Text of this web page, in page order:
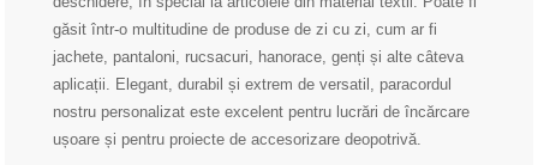
găsit într-o multitudine de produse de zi cu zi, cum ar fi
jachete, pantaloni, rucsacuri, hanorace, genți și alte câteva
aplicații. Elegant, durabil și extrem de versatil, paracordul
nostru personalizat este excelent pentru lucrări de încărcare
ușoare și pentru proiecte de accesorizare deopotrivă.